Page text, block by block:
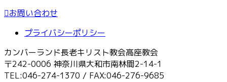
お問い合わせ
プライバシーポリシー
カンバーランド長老キリスト教会高座教会
〒242-0006 神奈川県大和市南林間2-14-1
TEL:046-274-1370 / FAX:046-276-9685